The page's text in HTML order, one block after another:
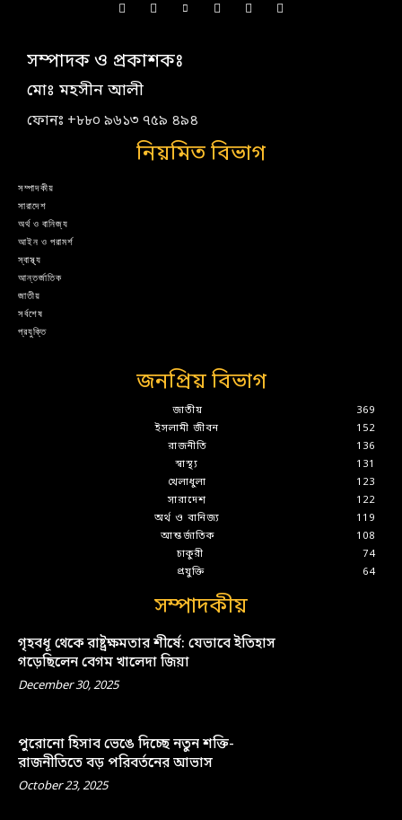
সম্পাদক ও প্রকাশকঃ
মোঃ মহসীন আলী
ফোনঃ +৮৮০ ৯৬১৩ ৭৫৯ ৪৯৪
নিয়মিত বিভাগ
সম্পাদকীয়
সারাদেশ
অর্থ ও বানিজ্য
আইন ও পরামর্শ
স্বাস্থ্য
আন্তর্জাতিক
জাতীয়
সর্বশেষ
প্রযুক্তি
জনপ্রিয় বিভাগ
জাতীয়
369
ইসলামী জীবন
152
রাজনীতি
136
স্বাস্থ্য
131
খেলাধুলা
123
সারাদেশ
122
অর্থ ও বানিজ্য
119
আন্তর্জাতিক
108
চাকুরী
74
প্রযুক্তি
64
সম্পাদকীয়
গৃহবধূ থেকে রাষ্ট্রক্ষমতার শীর্ষে: যেভাবে ইতিহাস
গড়েছিলেন বেগম খালেদা জিয়া
December 30, 2025
পুরোনো হিসাব ভেঙে দিচ্ছে নতুন শক্তি-
রাজনীতিতে বড় পরিবর্তনের আভাস
October 23, 2025